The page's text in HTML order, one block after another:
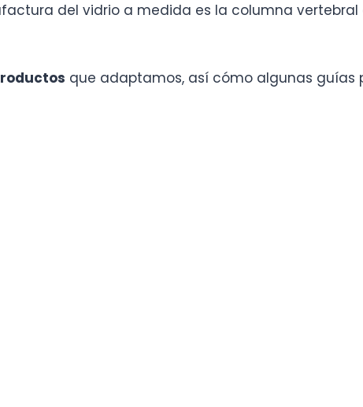
del vidrio a medida es la columna
que adaptamos, así cómo algunas guías